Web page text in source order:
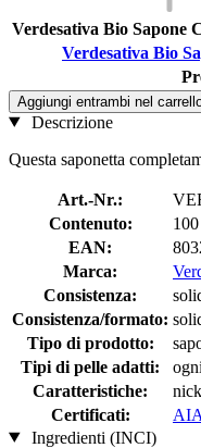
Verdesativa Bio Sapone
Verdesativa Bio
Aggiungi entrambi nel
Descrizione
Questa saponetta
Art.-Nr.:
Contenuto:
EAN:
Marca:
Consistenza:
Consistenza/formato:
Tipo di prodotto:
Tipi di pelle adatti:
Caratteristiche:
Certificati:
Ingredienti (INCI)